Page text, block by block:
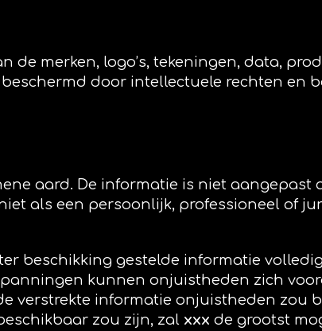
de merken, logo’s, tekeningen, data,
door intellectuele rechten en
aard. De informatie is niet aangepast
als een persoonlijk, professioneel of
beschikking gestelde informatie
kunnen onjuistheden zich
verstrekte informatie onjuistheden zou
zou zijn, zal xxx de grootst